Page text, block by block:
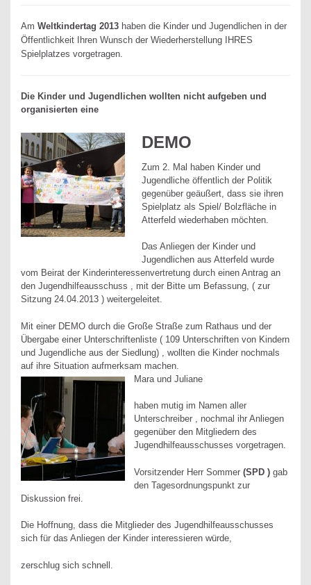
Am Weltkindertag 2013 haben die Kinder und Jugendlichen in der
Öffentlichkeit Ihren Wunsch der Wiederherstellung IHRES
Spielplatzes vorgetragen.
Die Kinder und Jugendlichen wollten nicht aufgeben und
organisierten eine
DEMO
Zum 2. Mal haben Kinder und
Jugendliche öffentlich der Politik
gegenüber geäußert, dass sie ihren
Spielplatz als Spiel/ Bolzfläche in
Atterfeld wiederhaben möchten.
Das Anliegen der Kinder und
Jugendlichen aus Atterfeld wurde
vom Beirat der Kinderinteressenvertretung durch einen Antrag an
den Jugendhilfeausschuss , mit der Bitte um Befassung, ( zur
Sitzung 24.04.2013 ) weitergeleitet.
Mit einer DEMO durch die Große Straße zum Rathaus und der
Übergabe einer Unterschriftenliste ( 109 Unterschriften von Kindern
und Jugendliche aus der Siedlung) , wollten die Kinder nochmals
auf ihre Situation aufmerksam machen.
Mara und Juliane
haben mutig im Namen aller
Unterschreiber , nochmal ihr Anliegen
gegenüber den Mitgliedern des
Jugendhilfeausschusses vorgetragen.
Vorsitzender Herr Sommer (SPD ) gab
den Tagesordnungspunkt zur
Diskussion frei.
Die Hoffnung, dass die Mitglieder des Jugendhilfeausschusses
sich für das Anliegen der Kinder interessieren würde,
zerschlug sich schnell.